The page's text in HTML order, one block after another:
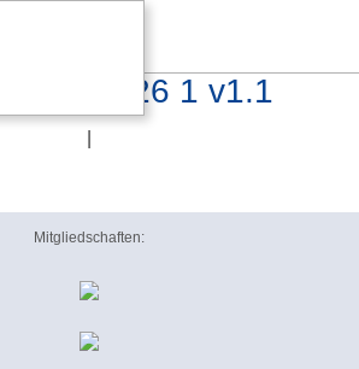
1 v1.1
Mitgliedschaften: